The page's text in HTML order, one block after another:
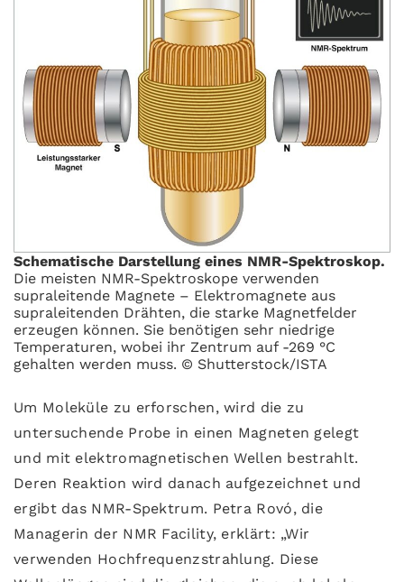
Schematische Darstellung eines NMR-Spektroskop.
Die meisten NMR-Spektroskope verwenden
supraleitende Magnete – Elektromagnete aus
supraleitenden Drähten, die starke Magnetfelder
erzeugen können. Sie benötigen sehr niedrige
Temperaturen, wobei ihr Zentrum auf -269 °C
gehalten werden muss. © Shutterstock/ISTA
Um Moleküle zu erforschen, wird die zu
untersuchende Probe in einen Magneten gelegt
und mit elektromagnetischen Wellen bestrahlt.
Deren Reaktion wird danach aufgezeichnet und
ergibt das NMR-Spektrum. Petra Rovó, die
Managerin der NMR Facility, erklärt: „Wir
verwenden Hochfrequenzstrahlung. Diese